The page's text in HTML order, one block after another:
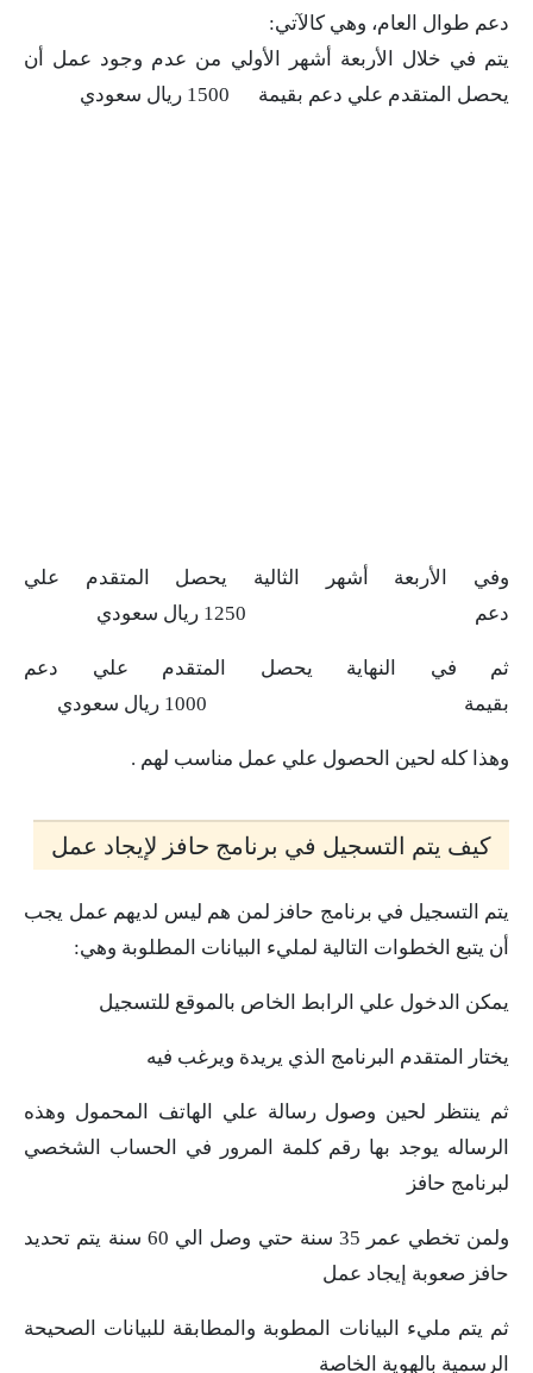
دعم طوال العام، وهي كالآتي:
يتم في خلال الأربعة أشهر الأولي من عدم وجود عمل أن
يحصل المتقدم علي دعم بقيمة 1500 ريال سعودي
وفي الأربعة أشهر الثالية يحصل المتقدم علي
دعم 1250 ريال سعودي
ثم في النهاية يحصل المتقدم علي دعم
بقيمة 1000 ريال سعودي
وهذا كله لحين الحصول علي عمل مناسب لهم .
كيف يتم التسجيل في برنامج حافز لإيجاد عمل
يتم التسجيل في برنامج حافز لمن هم ليس لديهم عمل يجب
أن يتبع الخطوات التالية لمليء البيانات المطلوبة وهي:
يمكن الدخول علي الرابط الخاص بالموقع للتسجيل
يختار المتقدم البرنامج الذي يريدة ويرغب فيه
ثم ينتظر لحين وصول رسالة علي الهاتف المحمول وهذه
الرساله يوجد بها رقم كلمة المرور في الحساب الشخصي
لبرنامج حافز
ولمن تخطي عمر 35 سنة حتي وصل الي 60 سنة يتم تحديد
حافز صعوبة إيجاد عمل
ثم يتم مليء البيانات المطوبة والمطابقة للبيانات الصحيحة
الرسمية بالهوية الخاصة